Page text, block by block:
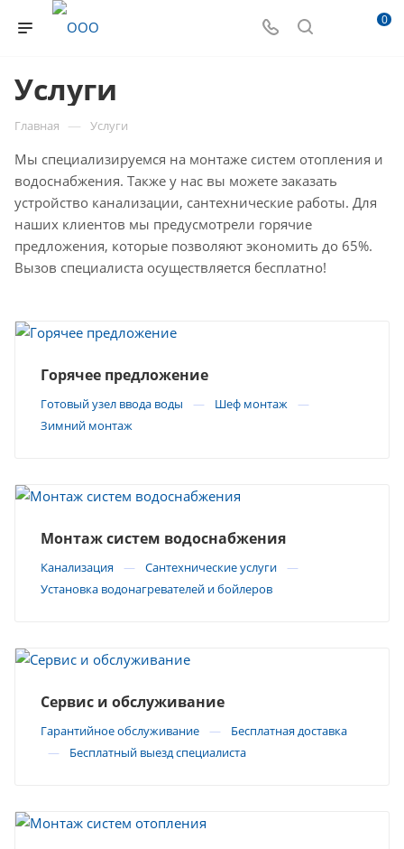
0
Услуги
Главная — Услуги
Мы специализируемся на монтаже систем отопления и
водоснабжения. Также у нас вы можете заказать
устройство канализации, сантехнические работы. Для
наших клиентов мы предусмотрели горячие
предложения, которые позволяют экономить до 65%.
Вызов специалиста осуществляется бесплатно!
Горячее предложение
Готовый узел ввода воды
Шеф монтаж
Зимний монтаж
Монтаж систем водоснабжения
Канализация
Сантехнические услуги
Установка водонагревателей и бойлеров
Сервис и обслуживание
Гарантийное обслуживание
Бесплатная доставка
Бесплатный выезд специалиста